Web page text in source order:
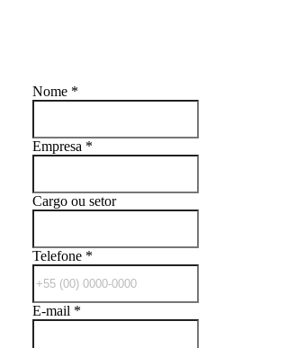
Nome *
Empresa *
Cargo ou setor
Telefone *
E-mail *